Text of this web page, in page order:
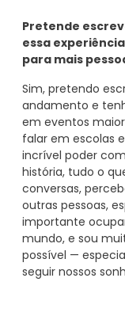
Pretende
essa
para mais
Sim, pretendo
andamento e
em eventos
falar em escolas
incrível poder
história, tudo o
conversas,
outras pessoas,
importante
mundo, e sou
possível —
seguir nossos